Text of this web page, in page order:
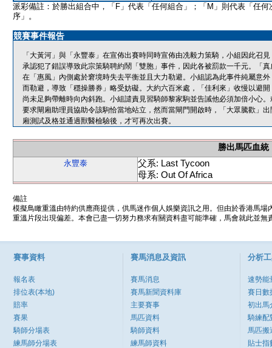
派彩備註：於勝出組合中，「F」代表「任何組合」；「M」則代表「任何
序」。
競賽事件報告
「大黃河」與「永豐泰」在宣佈出賽時同時宣佈由冼毅力策騎，小組因此召
承認犯了錯誤導致此宗策騎聘約鬧「雙胞」事件，因此各被罰款一千元。「
在「惠風」內側處於窘境時失去平衡並且大力勒避。小組認為此事件純屬意
而勒避，導致「穩操勝券」略受妨礙。大約六百米處，「佳利來」收慢以避
尚未足夠帶離時向內斜跑。小組譴責見習騎師黎家駒並告誡他必須加倍小心
要求閘廂助理員協助令該駒恰當地站立，然而當閘門開啟時，「大眾騰歡」
廂測試及格並通過獸醫檢驗後，才可再次出賽。
勝出馬匹血統
永豐泰
父系: Last Tycoon
母系: Out Of Africa
備註
模擬鳥瞰重溫由特約供應商提供，供馬迷作個人娛樂資訊之用。但由於香港馬
重溫片段出現偏差。本會已盡一切努力務求有關資料盡可能準確，馬會就此並
賽事資料
報名表
排位表(本地)
賠率
賽果
騎師分場表
練馬師分場表
賽馬消息及資訊
賽馬消息
賽馬新聞資料庫
主要賽事
馬匹資料
騎師資料
練馬師資料
分析
速勢能
賽日數
初出馬
騎練配
馬匹搬
貼士指